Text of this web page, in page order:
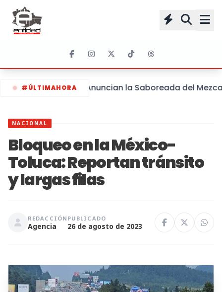
#ÚLTIMAHORA Anuncian la Saboreada del
NACIONAL
Bloqueo en la México-
Toluca: Reportan tránsito
y largas filas
REDACCIÓN
Agencia
PUBLICADO
26 de agosto de 2023